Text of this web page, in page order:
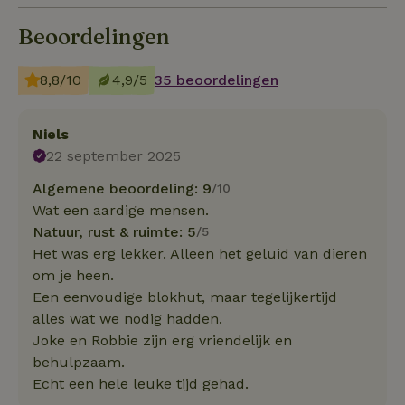
Beoordelingen
8,8/10 4,9/5 35 beoordelingen
Niels
22 september 2025
Algemene beoordeling: 9/10
Wat een aardige mensen.
Natuur, rust & ruimte: 5/5
Het was erg lekker. Alleen het geluid van dieren
om je heen.
Een eenvoudige blokhut, maar tegelijkertijd
alles wat we nodig hadden.
Joke en Robbie zijn erg vriendelijk en
behulpzaam.
Echt een hele leuke tijd gehad.